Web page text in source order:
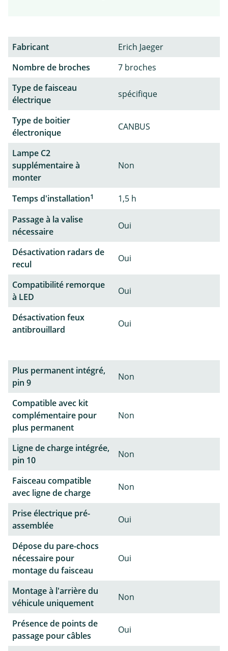
Fabricant
Erich Jaeger
Nombre de broches
7 broches
Type de faisceau
électrique
spécifique
Type de boitier
électronique
CANBUS
Lampe C2
supplémentaire à
monter
Non
Temps d'installation1
1,5 h
Passage à la valise
nécessaire
Oui
Désactivation radars de
recul
Oui
Compatibilité remorque
à LED
Oui
Désactivation feux
antibrouillard
Oui
Plus permanent intégré,
pin 9
Non
Compatible avec kit
complémentaire pour
plus permanent
Non
Ligne de charge intégrée,
pin 10
Non
Faisceau compatible
avec ligne de charge
Non
Prise électrique pré-
assemblée
Oui
Dépose du pare-chocs
nécessaire pour
montage du faisceau
Oui
Montage à l'arrière du
véhicule uniquement
Non
Présence de points de
passage pour câbles
Oui